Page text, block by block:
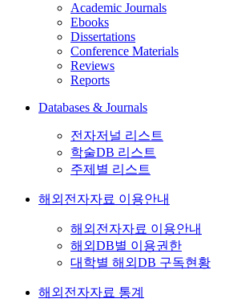
Academic Journals
Ebooks
Dissertations
Conference Materials
Reviews
Reports
Databases & Journals
전자저널 리스트
학술DB 리스트
주제별 리스트
해외전자자료 이용안내
해외전자자료 이용안내
해외DB별 이용권한
대학별 해외DB 구독현황
해외전자자료 통계